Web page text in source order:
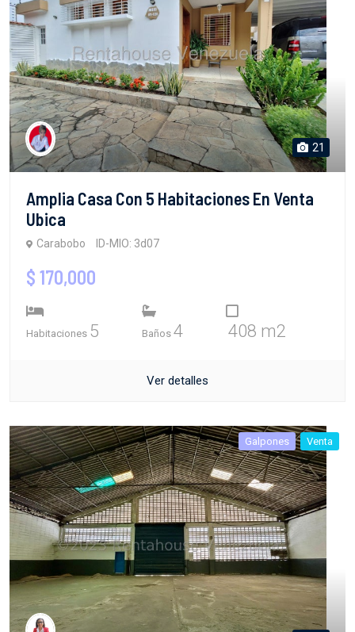
21
Amplia Casa Con 5 Habitaciones En Venta
Ubica
Carabobo ID-MIO: 3d07
$ 170,000
Habitaciones 5 Baños 4 408 m2
Ver detalles
Galpones Venta